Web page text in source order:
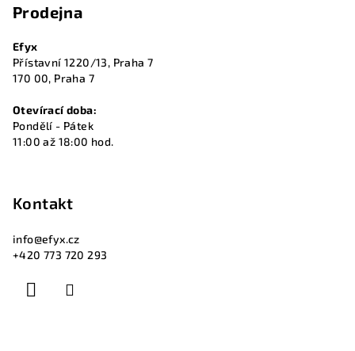
Prodejna
Efyx
Přístavní 1220/13, Praha 7
170 00, Praha 7
Otevírací doba:
Pondělí - Pátek
11:00 až 18:00 hod.
Kontakt
info@efyx.cz
+420 773 720 293